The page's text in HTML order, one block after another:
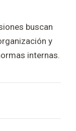
buscan
y
internas.